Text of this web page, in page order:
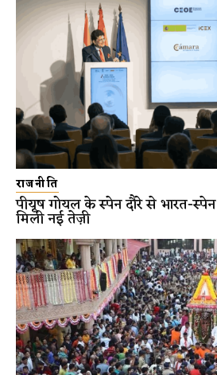
राजनीति
पीयूष गोयल के स्पेन दौरे से भारत-
मिली नई तेज़ी